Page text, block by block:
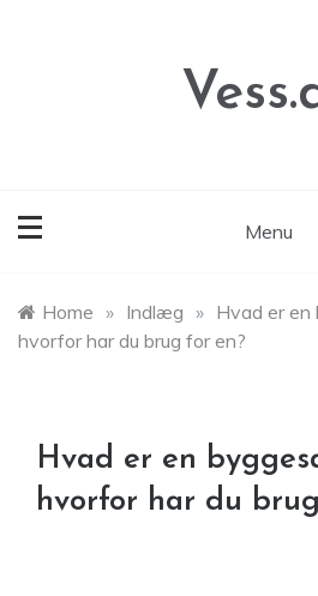
Menu
Home » Indlæg » Hvad er en
hvorfor har du brug for en?
Hvad er en
hvorfor har du